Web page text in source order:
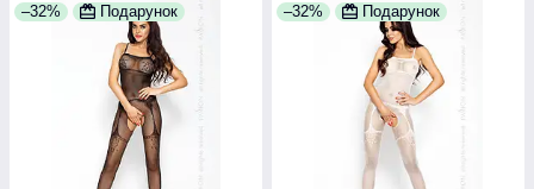
–32% Подарунок –32% Подарунок